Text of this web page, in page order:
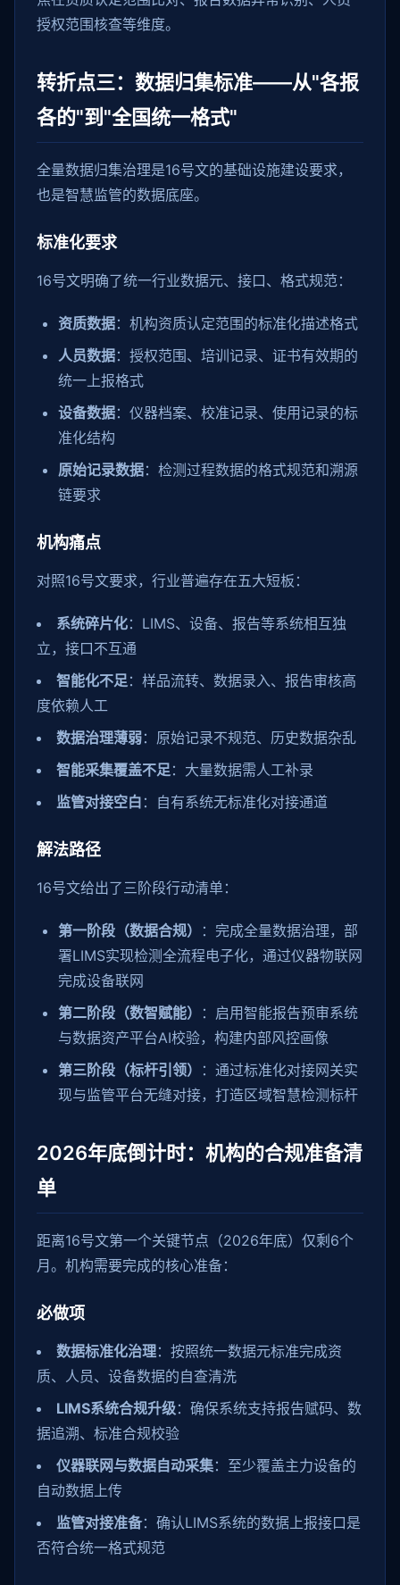
授权范围核查等维度。
转折点三：数据归集标准——从"各报
各的"到"全国统一格式"
全量数据归集治理是16号文的基础设施建设要求，
也是智慧监管的数据底座。
标准化要求
16号文明确了统一行业数据元、接口、格式规范：
资质数据：机构资质认定范围的标准化描述格式
人员数据：授权范围、培训记录、证书有效期的
统一上报格式
设备数据：仪器档案、校准记录、使用记录的标
准化结构
原始记录数据：检测过程数据的格式规范和溯源
链要求
机构痛点
对照16号文要求，行业普遍存在五大短板：
系统碎片化：LIMS、设备、报告等系统相互独
立，接口不互通
智能化不足：样品流转、数据录入、报告审核高
度依赖人工
数据治理薄弱：原始记录不规范、历史数据杂乱
智能采集覆盖不足：大量数据需人工补录
监管对接空白 ：自有系统无标准化对接通道
解法路径
16号文给出了三阶段行动清单：
第一阶段（数据合规）
：完成全量数据治理，部
署LIMS实现检测全流程电子化，通过仪器物联网
完成设备联网
第二阶段（数智赋能）
：启用智能报告预审系统
与数据资产平台AI校验，构建内部风控画像
第三阶段（标杆引领）
：通过标准化对接网关实
现与监管平台无缝对接，打造区域智慧检测标杆
2026年底倒计时：机构的合规准备清
单
距离16号文第一个关键节点（2026年底）仅剩6个
月。机构需要完成的核心准备：
必做项
数据标准化治理：按照统一数据元标准完成资
质、人员、设备数据的自查清洗
LIMS系统合规升级：确保系统支持报告赋码、数
据追溯、标准合规校验
仪器联网与数据自动采集：至少覆盖主力设备的
自动数据上传
监管对接准备：确认LIMS系统的数据上报接口是
否符合统一格式规范